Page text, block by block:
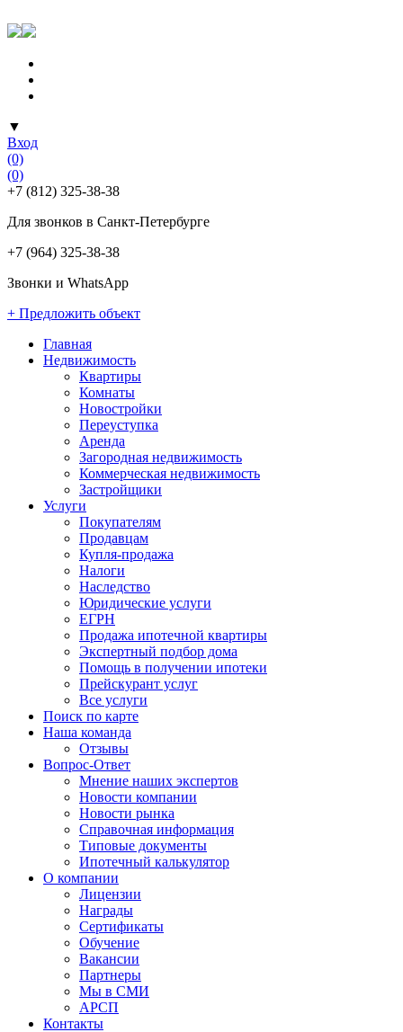
▼
Вход
(0)
(0)
+7 (812) 325-38-38
Для звонков в Санкт-Петербурге
+7 (964) 325-38-38
Звонки и WhatsApp
+ Предложить объект
Главная
Недвижимость
Квартиры
Комнаты
Новостройки
Переуступка
Аренда
Загородная недвижимость
Коммерческая недвижимость
Застройщики
Услуги
Покупателям
Продавцам
Купля-продажа
Налоги
Наследство
Юридические услуги
ЕГРН
Продажа ипотечной квартиры
Экспертный подбор дома
Помощь в получении ипотеки
Прейскурант услуг
Все услуги
Поиск по карте
Наша команда
Отзывы
Вопрос-Ответ
Мнение наших экспертов
Новости компании
Новости рынка
Справочная информация
Типовые документы
Ипотечный калькулятор
О компании
Лицензии
Награды
Сертификаты
Обучение
Вакансии
Партнеры
Мы в СМИ
АРСП
Контакты